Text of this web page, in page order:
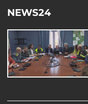
NEWS24